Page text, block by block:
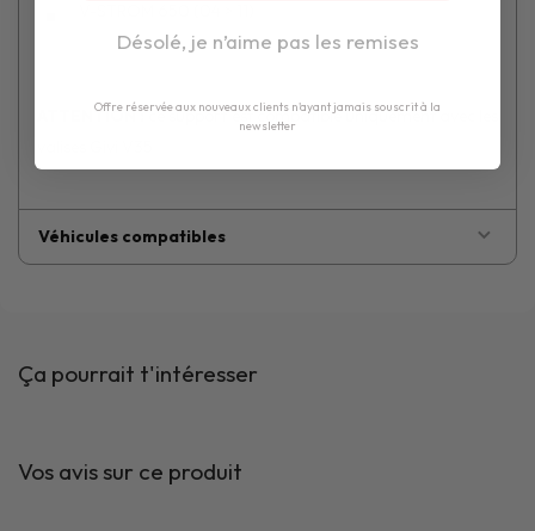
ATTENTION :ce support est compatible uniquement avec les
Véhicules compatibles
Ça pourrait t'intéresser
Vos avis sur ce produit
Désolé, je n’aime pas les remises
Offre réservée aux nouveaux clients n'ayant jamais souscrit à la
newsletter